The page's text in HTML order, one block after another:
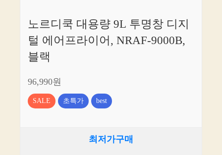
노르디쿡 대용량 9L 투명창 디지
털 에어프라이어, NRAF-9000B,
블랙
96,990원
SALE 초특가 best
최저가구매